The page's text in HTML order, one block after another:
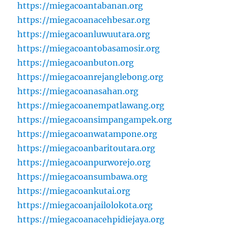
https://miegacoantabanan.org
https://miegacoanacehbesar.org
https://miegacoanluwuutara.org
https://miegacoantobasamosir.org
https://miegacoanbuton.org
https://miegacoanrejanglebong.org
https://miegacoanasahan.org
https://miegacoanempatlawang.org
https://miegacoansimpangampek.org
https://miegacoanwatampone.org
https://miegacoanbaritoutara.org
https://miegacoanpurworejo.org
https://miegacoansumbawa.org
https://miegacoankutai.org
https://miegacoanjailolokota.org
https://miegacoanacehpidiejaya.org